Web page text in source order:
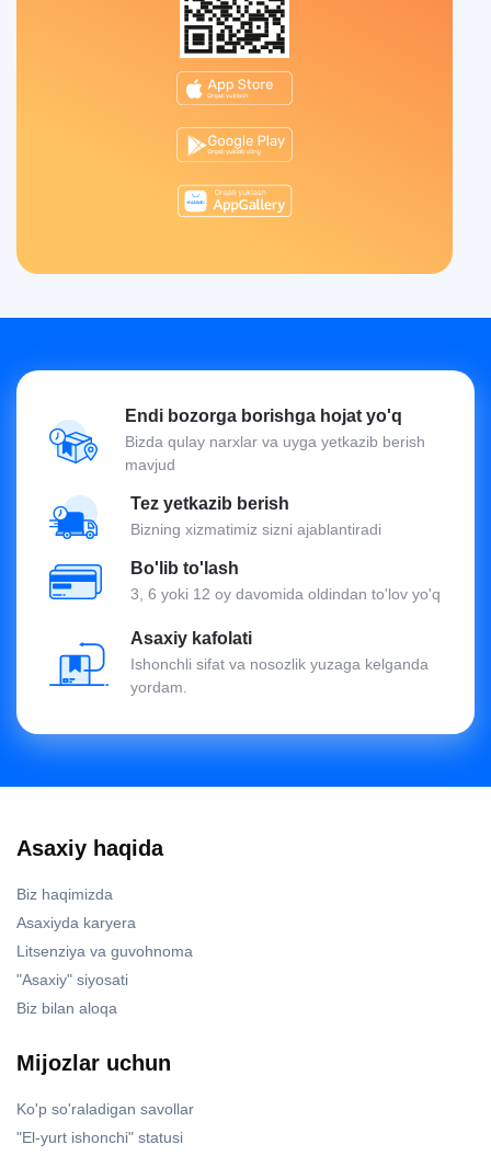
Endi bozorga borishga hojat yo'q
Bizda qulay narxlar va uyga yetkazib berish
mavjud
Tez yetkazib berish
Bizning xizmatimiz sizni ajablantiradi
Bo'lib to'lash
3, 6 yoki 12 oy davomida oldindan to'lov yo'q
Asaxiy kafolati
Ishonchli sifat va nosozlik yuzaga kelganda
yordam.
Asaxiy haqida
Biz haqimizda
Asaxiyda karyera
Litsenziya va guvohnoma
"Asaxiy" siyosati
Biz bilan aloqa
Mijozlar uchun
Ko'p so'raladigan savollar
"El-yurt ishonchi" statusi